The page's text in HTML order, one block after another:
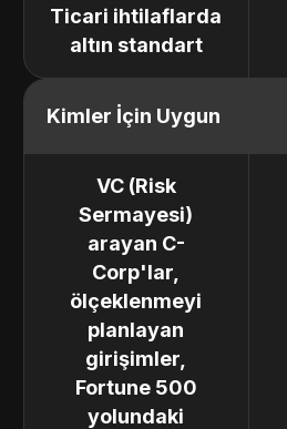
Ticari ihtilaflarda
altın standart
Kimler İçin Uygun
VC (Risk
Sermayesi)
arayan C-
Corp'lar,
ölçeklenmeyi
planlayan
girişimler,
Fortune 500
yolundaki